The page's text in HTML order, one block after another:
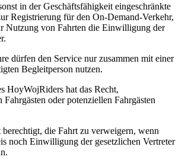
in der Geschäftsfähigkeit eingeschränkte
Registrierung für den On-Demand-Verkehr,
Nutzung von Fahrten die Einwilligung der
dürfen den Service nur zusammen mit einer
Begleitperson nutzen.
HoyWojRiders hat das Recht,
oder potenziellen Fahrgästen
berechtigt, die Fahrt zu verweigern, wenn
noch Einwilligung der gesetzlichen Vertreter